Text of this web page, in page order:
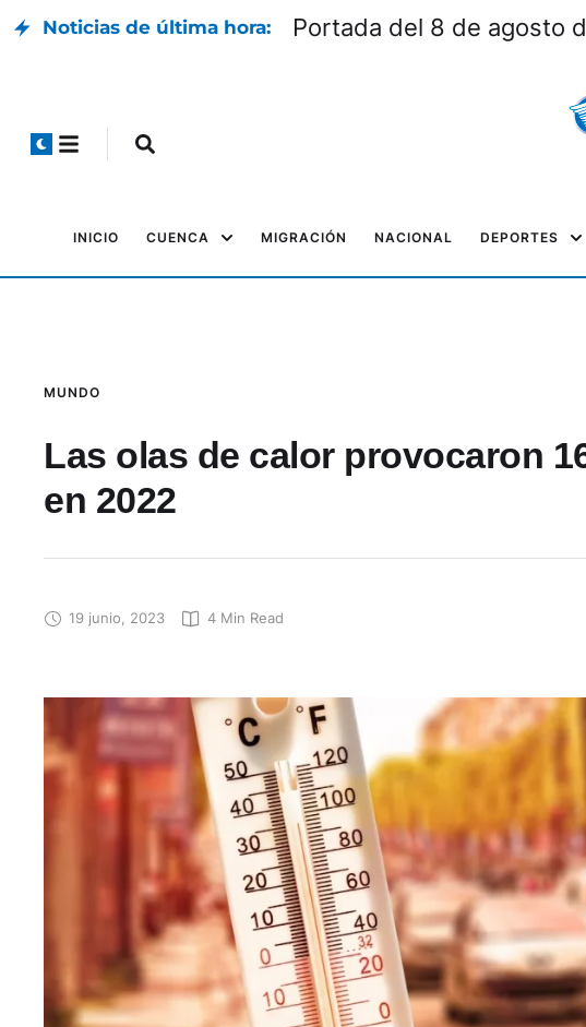
Noticias de última hora: Portada del 8 de agosto
INICIO CUENCA MIGRACIÓN NACIONAL DEPORTES
MUNDO
Las olas de calor provocaron
en 2022
19 junio, 2023 4 Min Read